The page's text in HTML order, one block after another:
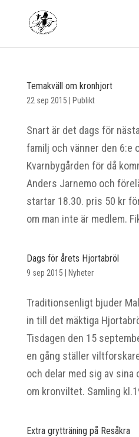
Temakväll om kronhjort
22 sep 2015 Publikt
Snart är det dags för
familj och vänner den 6:e
Kvarnbygården för då
Anders Jarnemo och
startar 18.30. pris 50 kr
om man inte är medlem.
Dags för årets Hjortabröl
9 sep 2015 Nyheter
Traditionsenligt bjuder
in till det mäktiga
Tisdagen den 15
en gång ställer
och delar med sig av sina
om kronviltet. Samling
Extra grytträning på Resåkra